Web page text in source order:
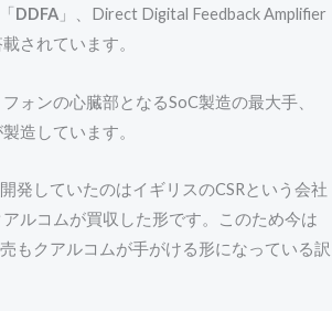
DDFA 」、Direct Digital Feedback Amplifier
されています。
ォンの心臓部となるSoC製造の最大手、
造しています。
発していたのはイギリスのCSRという会社
ルコムが買収した形です。このため今は
もクアルコムが手がける形になっている訳